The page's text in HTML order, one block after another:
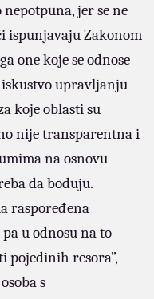
jer se ne
ispunjavaju Zakonom
one koje se odnose
upravljanju
koje oblasti su
nije transparentna i
na osnovu
da boduju.
raspoređena
u odnosu na to
pojedinih resora”,
s